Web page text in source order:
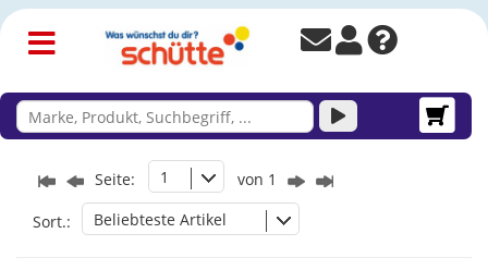
Seite: 1 von 1
Sort.: Beliebteste Artikel